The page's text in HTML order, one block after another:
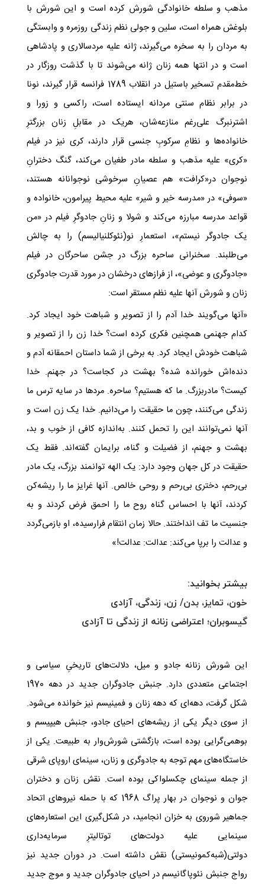
مذهب و سلطه خانوادگی شورش کرده است و این شورش با
بلوغش همراه است، سلین و جولی نظم زندگی روزمره و وابستگی
به مردان را به سخره می‌گیرند، ژانه علیه مردسالاری و پادشاهی
است و در انتها همه زنان ژانه می‌شوند تا با گذشت روزگار در
خط‌مقدم تسخیر باستیل در انقلاب 1789 فرانسه قرار گیرند، نونا
در برابر نظام سنتی مردانه ایستاده است، راکسی و زورا و
اشترنبرگ علی‌رغم منازعه‌شان، هریک در مقابلِ زنان بزرگترِ
خانواده‌ها و نظامِ سرکوبِ جنسی قرار دارند، کری نیز در فیلم
«کری» علیه مذهب و سلطه مادر طغیان می‌کند، گنگ دخترانِ
نوجوان در«کرافت» هم عصیانِ سرخوشی نوجوانانه هستند،
«سوفی» در «مدرسه خیر و شیر» علیه محیط پیرامون، خانواده و
قواعد مدرسه مبارزه می‌کند و شولا و زنانِ جادوگرِ فیلم در «من
یک جادوگر نیستم»، استعمارِ نو(نئوکلنیالیسم) را به چالش
می‌طلبند. سخنرانی ساحره بزرگ در جشن ساحرگان در فیلم
«جادوگری و عوضی»، از فرازهای درخشان در مورد قدرت جادوگری
زنان و شورش آنها علیه نظم مستقر است:
«آنها می‌گویند خدا آدم را از تصویر و شباهت خود ایجاد کرد.
کدام جهنمی همچنین فکری کرده‌ است؟ خدا زن را از تصویر و
شباهت خودش ایجاد کرد. به برخی از شما داستان احمقانه آدم و
دنده‌اش خورانده شده؟ بهشت در کجاست؟ در جهنم. خدا
کیست؟ مادربزرگ. ما که هستیم؟ ساحره. مردها در سایه ترس ما
زندگی می‌کنند، چون ما حقیقت را می‌دانیم. خدا یک زن است و
آنها نمی‌توانند این را تحمل کنند. به‌اندازه کافی از خوب و بد،
بهشت و جهنم، از فضیلت و گناه، برایمان گفته‌اند. فقط یک
حقیقت در کل جهان وجود دارد: یک الهه توانمند بزرگ، یک مادر
بی‌رحم، دختری بی‌رحم و روحی خالص. آنها غرایز ما را ریشه‌کن
کردند، آنها با احساس گناه روح ما را احمق فرض کردند و به
جنسیت ما تف انداختند. حالا زمان انتقام فرارسیده، او بازمی‌گردد
و عدالت را برپا می‌کند: عدالت: عدالت!»
بیشتر بخوانید:
خون، تمایز، بدن/ زن، زندگی، آزادی
گیسوبران؛ اعتراضی زنانه از زندگی تا آزادی
این شورش زنانه­ جادو و میل، دلالت‌های تاریخیِ سیاسی و
اجتماعی متعددی دارد. جنبش جادوگران جدید در دهه 1970
شکل گرفت، دهه‌ای که دهه زنان و فمینیسم نیز خوانده می‌شود.
از سوی دیگر یکی از ریشه‌های احیای جادو، جنبش هیپیسم و
بوهمی‌گرایی بوده است، بازگشتی شورش‌وار به طبیعت. یکی از
خاستگاه‌های مهم توجه به جادوگری و زنان، سینمای اروپای شرقی
از جمله سینمای چکسلواکی بوده است. نقش زنان و دختران
جوان و نوجوان در بهار پراگ 1968 که با حمله نیروهای اتحاد
جماهیر شوروی به خزان انجامید، در شکل‌گیری این استعاره‌های
سینمایی علیه دولت‌های توتالیترِ سرمایه‌داری
دولتی(شبه‌کمونیستی) نقش داشته است. در دوران جدید نیز
رواج جنبش نئوپاگانیسم در احیای جادوگران جدید و موج جدید